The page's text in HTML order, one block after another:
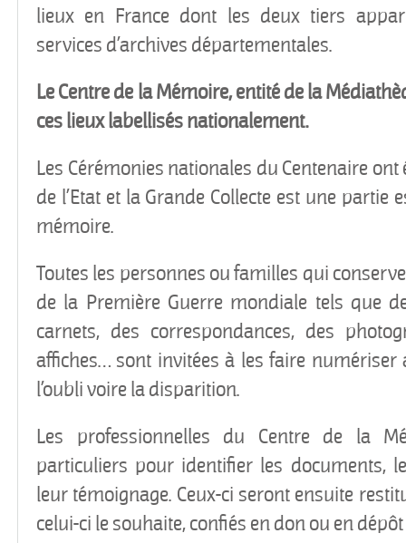
lieux en France dont les deux tiers
services d’archives départementales.
Le Centre de la Mémoire, entité de la
ces lieux labellisés nationalement.
Les Cérémonies nationales du Centenaire ont
de l’Etat et la Grande Collecte est une partie
mémoire.
Toutes les personnes ou familles qui
de la Première Guerre mondiale tels que
carnets, des correspondances, des
affiches… sont invitées à les faire numériser
l’oubli voire la disparition.
Les professionnelles du Centre de la
particuliers pour identifier les documents,
leur témoignage. Ceux-ci seront ensuite
celui-ci le souhaite, confiés en don ou en